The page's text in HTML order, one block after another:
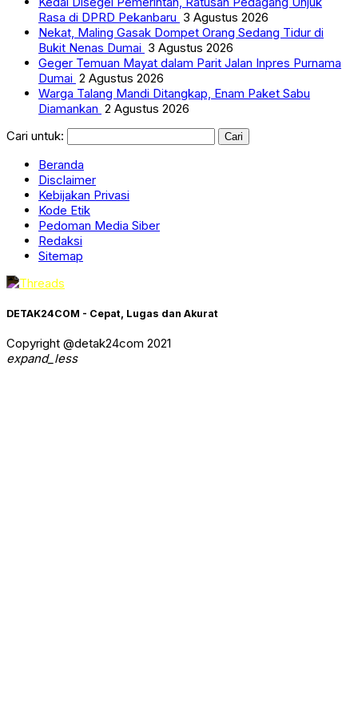
Rasa di DPRD Pekanbaru 3 Agustus 2026
Nekat, Maling Gasak Dompet Orang Sedang Tidur di
Bukit Nenas Dumai 3 Agustus 2026
Geger Temuan Mayat dalam Parit Jalan Inpres Purnama
Dumai 2 Agustus 2026
Warga Talang Mandi Ditangkap, Enam Paket Sabu
Diamankan 2 Agustus 2026
Cari untuk:
Beranda
Disclaimer
Kebijakan Privasi
Kode Etik
Pedoman Media Siber
Redaksi
Sitemap
DETAK24COM - Cepat, Lugas dan Akurat
Copyright @detak24com 2021
expand_less